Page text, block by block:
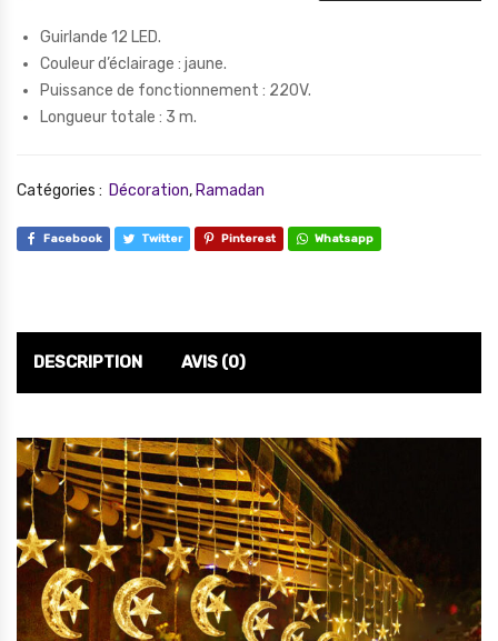
Guirlande 12 LED.
Couleur d’éclairage : jaune.
Puissance de fonctionnement : 220V.
Longueur totale : 3 m.
Catégories : Décoration, Ramadan
Facebook Twitter Pinterest Whatsapp
DESCRIPTION AVIS (0)